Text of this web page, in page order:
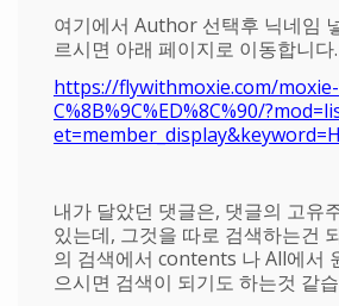
여기에서 Author 선택후 닉네임
르시면 아래 페이지로 이동합니다.
https://flywithmoxie.com/moxie-
C%8B%9C%ED%8C%90/
내가 달았던 댓글은, 댓글의 고유
있는데, 그것을 따로 검색하는건
의 검색에서 contents 나 All에서
으시면 검색이 되기도 하는것 같